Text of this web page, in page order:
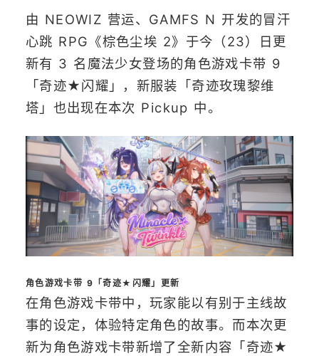
由 NEOWIZ 营运、GAMFS N 开发的冒汗
心跳 RPG《棕色尘埃 2》于今（23）日更
新有 3 名魔法少女登场的角色游戏卡带 9
「奇迹★闪耀」，新服装「奇迹玫瑰黎维
塔」也出现在本次 Pickup 中。
角色游戏卡带 9「奇迹★闪耀」更新
在角色游戏卡带中，玩家能以有别于主线故
事的设定，体验特定角色的故事。而本次更
新为角色游戏卡带新增了全新内容「奇迹★